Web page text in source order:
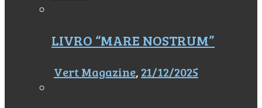
LIVRO “MARE NOSTRUM”
Vert Magazine, 21/12/2025